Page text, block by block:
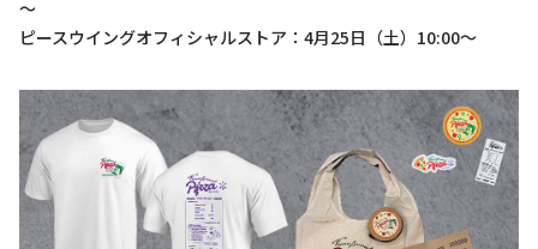
～
ピースウイングオフィシャルストア：4月25日（土）10:00～